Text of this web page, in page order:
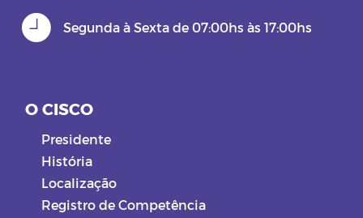
Segunda à Sexta de 07:00hs às 17:00hs
O CISCO
Presidente
História
Localização
Registro de Competência